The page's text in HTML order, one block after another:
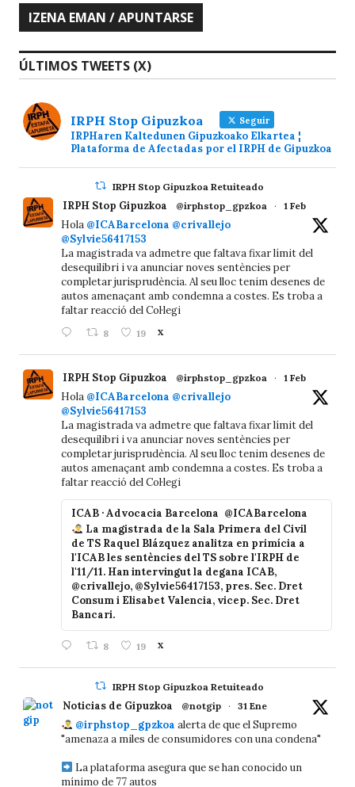
ÚLTIMOS TWEETS (X)
IRPH Stop Gipuzkoa Seguir
IRPHaren Kaltedunen Gipuzkoako Elkartea ¦
Plataforma de Afectadas por el IRPH de Gipuzkoa
IRPH Stop Gipuzkoa Retuiteado
IRPH Stop Gipuzkoa @irphstop_gpzkoa · 1 Feb
Hola @ICABarcelona @crivallejo
@Sylvie56417153
La magistrada va admetre que faltava fixar límit del
desequilibri i va anunciar noves sentències per
completar jurisprudència. Al seu lloc tenim desenes de
autos amenaçant amb condemna a costes. Es troba a
faltar reacció del Col·legi
8 19 X
IRPH Stop Gipuzkoa @irphstop_gpzkoa · 1 Feb
Hola @ICABarcelona @crivallejo
@Sylvie56417153
La magistrada va admetre que faltava fixar límit del
desequilibri i va anunciar noves sentències per
completar jurisprudència. Al seu lloc tenim desenes de
autos amenaçant amb condemna a costes. Es troba a
faltar reacció del Col·legi
ICAB · Advocacia Barcelona @ICABarcelona
La magistrada de la Sala Primera del Civil
de TS Raquel Blázquez analitza en primícia a
l'ICAB les sentències del TS sobre l'IRPH de
l'11/11. Han intervingut la degana ICAB,
@crivallejo, @Sylvie56417153, pres. Sec. Dret
Consum i Elisabet Valencia, vicep. Sec. Dret
Bancari.
8 19 X
IRPH Stop Gipuzkoa Retuiteado
Noticias de Gipuzkoa @notgip · 31 Ene
@irphstop_gpzkoa alerta de que el Supremo
"amenaza a miles de consumidores con una condena"
La plataforma asegura que se han conocido un
mínimo de 77 autos